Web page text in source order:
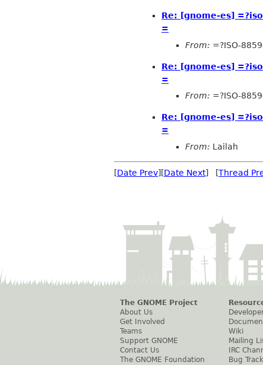
Re: [gnome-es]
=
From: =?ISO-
Re: [gnome-es]
=
From: =?ISO-
Re: [gnome-es]
=
From: Lailah
[Date Prev][Date Next] [Thread
The GNOME Project
About Us
Get Involved
Teams
Support GNOME
Contact Us
The GNOME Foundation
Wiki
Mailing
IRC
Bug